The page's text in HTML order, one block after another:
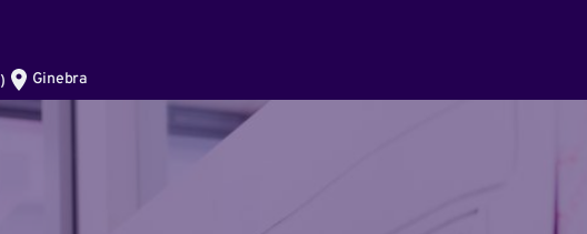
) Ginebra